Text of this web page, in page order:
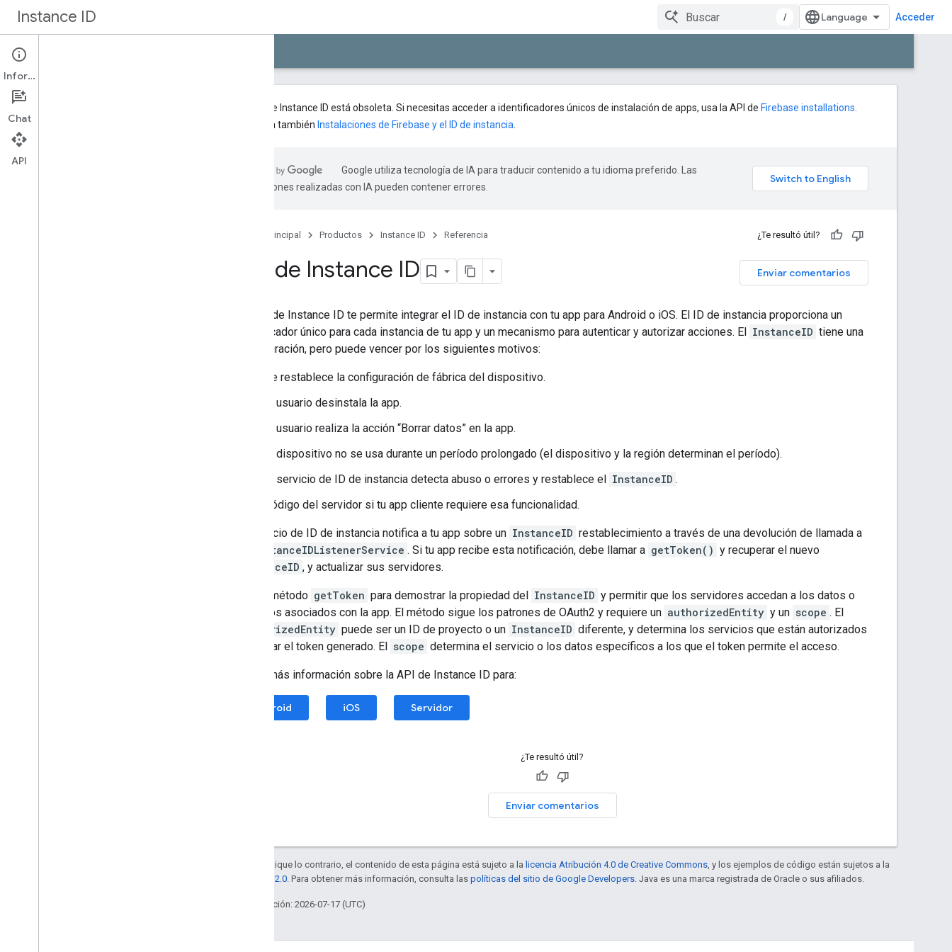
Instance ID / Acceder
Descripción general
Android
La API de Instance ID está obsoleta. Si necesitas acceder a identificadores únicos de instalación de apps, usa la API de Firebase installations
Consulta también Instalaciones de Firebase y el ID de instancia
Google utiliza tecnología de IA para traducir contenido a tu idioma preferido. Las
traducciones realizadas con IA pueden contener errores.
Página principal Productos Instance ID Referencia ¿Te resultó útil?
Enviar comentarios
API de Instance ID
La API de Instance ID te permite integrar el ID de instancia con tu app para Android o iOS. El ID de instancia proporciona un
identificador único para cada instancia de tu app y un mecanismo para autenticar y autorizar acciones. El InstanceID tiene una
larga duración, pero puede vencer por los siguientes motivos:
Se restablece la configuración de fábrica del dispositivo.
El usuario desinstala la app.
El usuario realiza la acción “Borrar datos” en la app.
El dispositivo no se usa durante un período prolongado (el dispositivo y la región determinan el período).
El servicio de ID de instancia detecta abuso o errores y restablece el InstanceID .
Código del servidor si tu app cliente requiere esa funcionalidad.
El servicio de ID de instancia notifica a tu app sobre un InstanceID restablecimiento a través de una devolución de llamada a
InstanceIDListenerService . Si tu app recibe esta notificación, debe llamar a getToken() y recuperar el nuevo
InstanceID , y actualizar sus servidores.
Usa el método getToken para demostrar la propiedad del InstanceID y permitir que los servidores accedan a los datos o
servicios asociados con la app. El método sigue los patrones de OAuth2 y requiere un authorizedEntity y un scope . El
authorizedEntity puede ser un ID de proyecto o un InstanceID diferente, y determina los servicios que están autorizados
para usar el token generado. El scope determina el servicio o los datos específicos a los que el token permite el acceso.
Obtén más información sobre la API de Instance ID para:
Android iOS Servidor
¿Te resultó útil?
Enviar comentarios
Salvo que se indique lo contrario, el contenido de esta página está sujeto a la licencia Atribución 4.0 de Creative Commons , y los ejemplos de código están sujetos a la
licencia Apache 2.0 . Para obtener más información, consulta las políticas del sitio de Google Developers . Java es una marca registrada de Oracle o sus afiliados.
Última actualización: 2026-07-17 (UTC)
Información
Chat
API